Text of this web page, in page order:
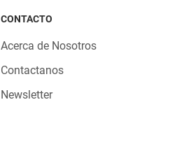
CONTACTO
Acerca de Nosotros
Contactanos
Newsletter